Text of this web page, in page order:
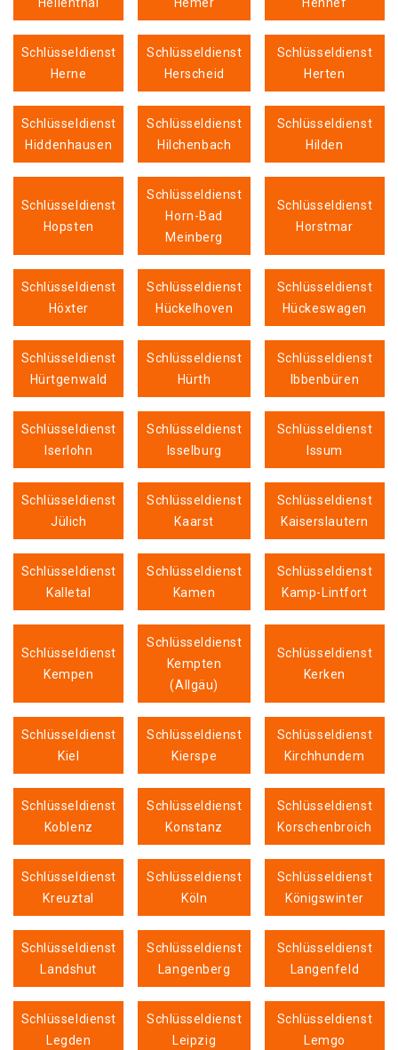
Schlüsseldienst
Herne
Schlüsseldienst
Herscheid
Schlüsseldienst
Herten
Schlüsseldienst
Hiddenhausen
Schlüsseldienst
Hilchenbach
Schlüsseldienst
Hilden
Schlüsseldienst
Hopsten
Schlüsseldienst
Horn-Bad
Meinberg
Schlüsseldienst
Horstmar
Schlüsseldienst
Höxter
Schlüsseldienst
Hückelhoven
Schlüsseldienst
Hückeswagen
Schlüsseldienst
Hürtgenwald
Schlüsseldienst
Hürth
Schlüsseldienst
Ibbenbüren
Schlüsseldienst
Iserlohn
Schlüsseldienst
Isselburg
Schlüsseldienst
Issum
Schlüsseldienst
Jülich
Schlüsseldienst
Kaarst
Schlüsseldienst
Kaiserslautern
Schlüsseldienst
Kalletal
Schlüsseldienst
Kamen
Schlüsseldienst
Kamp-Lintfort
Schlüsseldienst
Kempen
Schlüsseldienst
Kempten
(Allgäu)
Schlüsseldienst
Kerken
Schlüsseldienst
Kiel
Schlüsseldienst
Kierspe
Schlüsseldienst
Kirchhundem
Schlüsseldienst
Koblenz
Schlüsseldienst
Konstanz
Schlüsseldienst
Korschenbroich
Schlüsseldienst
Kreuztal
Schlüsseldienst
Köln
Schlüsseldienst
Königswinter
Schlüsseldienst
Landshut
Schlüsseldienst
Langenberg
Schlüsseldienst
Langenfeld
Schlüsseldienst
Legden
Schlüsseldienst
Leipzig
Schlüsseldienst
Lemgo